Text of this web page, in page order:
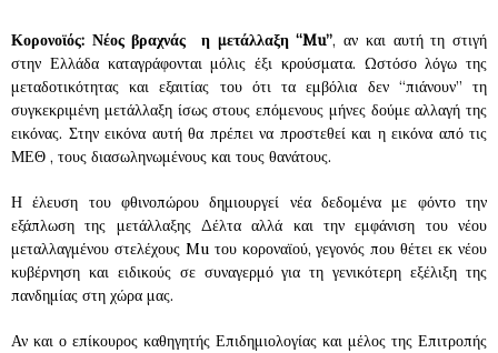
Κορονοϊός: Νέος βραχνάς η μετάλλαξη “Mu”, αν και αυτή τη στιγή
στην Ελλάδα καταγράφονται μόλις έξι κρούσματα. Ωστόσο λόγω της
μεταδοτικότητας και εξαιτίας του ότι τα εμβόλια δεν “πιάνουν” τη
συγκεκριμένη μετάλλαξη ίσως στους επόμενους μήνες δούμε αλλαγή της
εικόνας. Στην εικόνα αυτή θα πρέπει να προστεθεί και η εικόνα από τις
ΜΕΘ , τους διασωληνωμένους και τους θανάτους.
Η έλευση του φθινοπώρου δημιουργεί νέα δεδομένα με φόντο την
εξάπλωση της μετάλλαξης Δέλτα αλλά και την εμφάνιση του νέου
μεταλλαγμένου στελέχους Mu του κοροναϊού, γεγονός που θέτει εκ νέου
κυβέρνηση και ειδικούς σε συναγερμό για τη γενικότερη εξέλιξη της
πανδημίας στη χώρα μας.
Αν και ο επίκουρος καθηγητής Επιδημιολογίας και μέλος της Επιτροπής